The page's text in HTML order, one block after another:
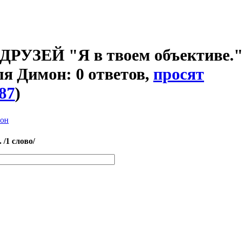
"Я в твоем объективе."
Димон: 0 ответов, просят
)
/1 слово/